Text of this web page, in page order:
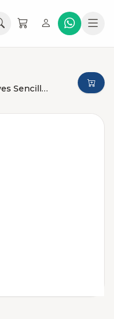
Cilindro Tesa 60mm TE1 con Llaves Sencillas